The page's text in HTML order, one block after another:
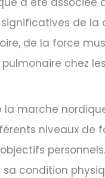
de la
de la force
chez
la marche
niveaux de
condition